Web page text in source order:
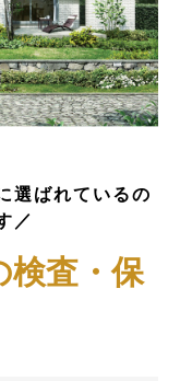
選ばれているの
／
検査・保